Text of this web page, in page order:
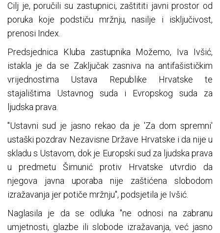
Cilj je, poručili su zastupnici, zaštititi javni prostor od
poruka koje podstiču mržnju, nasilje i isključivost,
prenosi Index.
Predsjednica Kluba zastupnika Možemo, Iva Ivšić,
istakla je da se Zaključak zasniva na antifašističkim
vrijednostima Ustava Republike Hrvatske te
stajalištima Ustavnog suda i Evropskog suda za
ljudska prava.
"Ustavni sud je jasno rekao da je 'Za dom spremni'
ustaški pozdrav Nezavisne Države Hrvatske i da nije u
skladu s Ustavom, dok je Europski sud za ljudska prava
u predmetu Šimunić protiv Hrvatske utvrdio da
njegova javna uporaba nije zaštićena slobodom
izražavanja jer potiče mržnju", podsjetila je Ivšić.
Naglasila je da se odluka "ne odnosi na zabranu
umjetnosti, glazbe ili slobode izražavanja, već jasno